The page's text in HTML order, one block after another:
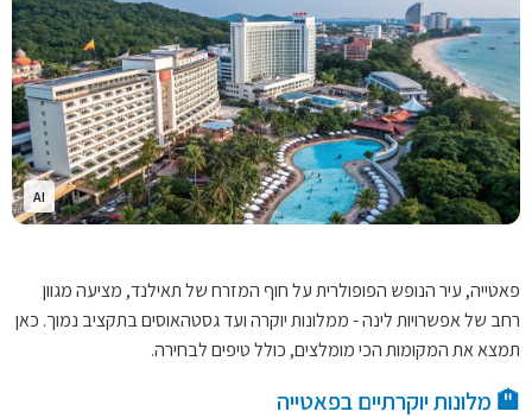
AI
פאטייה, עיר הנופש הפופולרית על חוף המזרח של תאילנד, מציעה מגוון
רחב של אפשרויות לינה - ממלונות יוקרה ועד גסטהאוסים בתקציב נמוך. כאן
תמצא את המקומות הכי מומלצים, כולל טיפים לבחירה.
🏨 מלונות יוקרתיים בפאטייה